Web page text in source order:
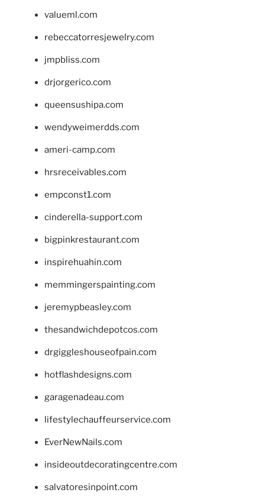
valueml.com
rebeccatorresjewelry.com
jmpbliss.com
drjorgerico.com
queensushipa.com
wendyweimerdds.com
ameri-camp.com
hrsreceivables.com
empconst1.com
cinderella-support.com
bigpinkrestaurant.com
inspirehuahin.com
memmingerspainting.com
jeremypbeasley.com
thesandwichdepotcos.com
drgiggleshouseofpain.com
hotflashdesigns.com
garagenadeau.com
lifestylechauffeurservice.com
EverNewNails.com
insideoutdecoratingcentre.com
salvatoresinpoint.com